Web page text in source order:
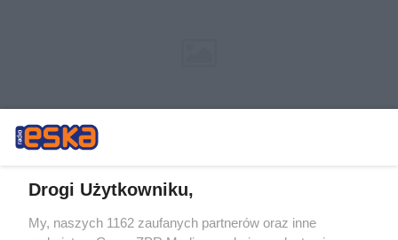
Drogi Użytkowniku,
My, naszych 1162 zaufanych partnerów oraz inne